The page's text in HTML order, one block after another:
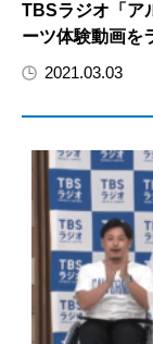
TBSラジオ「ア
ーツ体験動画を
2021.03.03